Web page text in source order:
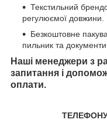
Текстильний
регулюємої довжини.
Безкоштовне
пильник та документи.
Наші менеджери з
запитання і
оплати.